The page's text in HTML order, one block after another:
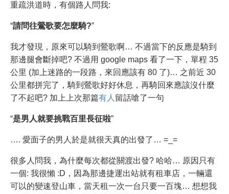
重疏洪道時，有個路人問我:
“請問往鶯歌要怎麼騎?”
我才發現，原來可以騎到鶯歌啊… 不過當下的反應是騎到
那邊腿會斷掉吧? 不過用 google maps 看了一下，單程 35
公里 (加上迷路的一段路，來回應該有 80 了)… 之前近 30
公里都拼完了，騎到鶯歌好好休息，再騎回來應該沒什麼
了不起吧? 加上上次那篇有人 留話嗆了一句
“是男人就要挑戰百里長征啦”
…. 愛面子的男人於是就很天真的出發了… =_=
很多人問我，為什麼每次都從關渡出發? 哈哈… 原因只有
一個: 我很懶 :D，因為那邊捷運出站就有租車店，一輛還
可以的變速登山車，當天租一次一台只要一百塊… 想想我